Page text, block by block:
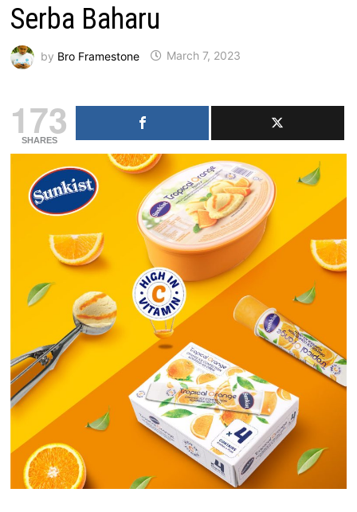
Serba Baharu
by Bro Framestone March 7, 2023
173
SHARES